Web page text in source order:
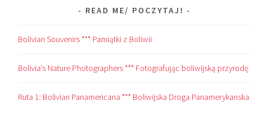
READ ME/ POCZYTAJ!
Bolivian Souvenirs *** Pamiątki z Boliwii
Bolivia’s Nature Photographers *** Fotografując boliwijską przyrodę
Ruta 1: Bolivian Panamericana *** Boliwijska Droga Panamerykanska